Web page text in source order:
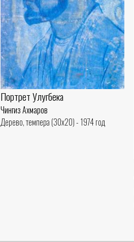
Портрет Улугбека
Чингиз Ахмаров
Дерево, темпера (30x20) - 1974 год